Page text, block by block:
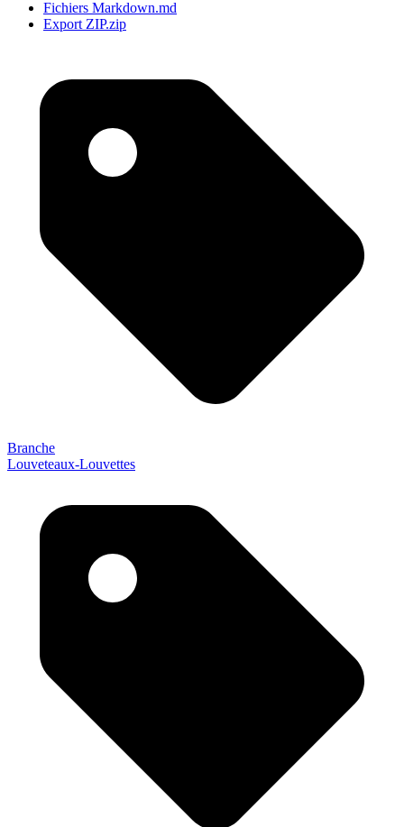
Fichiers Markdown.md
Export ZIP.zip
Branche
Louveteaux-Louvettes